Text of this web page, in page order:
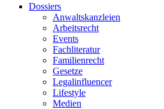
Dossiers
Anwaltskanzleien
Arbeitsrecht
Events
Fachliteratur
Familienrecht
Gesetze
Legalinfluencer
Lifestyle
Medien